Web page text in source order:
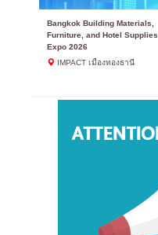
Bangkok Building Materials,
Furniture, and Hotel Supplies
Expo 2026
IMPACT เมืองทองธานี